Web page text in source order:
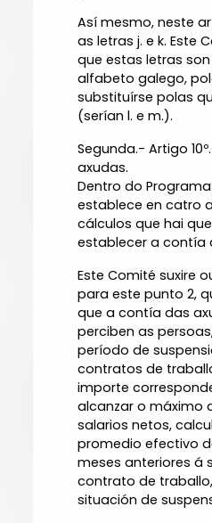
Así mesmo, neste
as letras j. e k. Este
que estas letras
alfabeto galego,
substituírse polas
(serían l. e m.).
Segunda.- Artigo
axudas.
Dentro do
establece en catro
cálculos que hai
establecer a contía
Este Comité suxire
para este punto 2,
que a contía das
perciben as
período de
contratos de
importe
alcanzar o máximo
salarios netos,
promedio efectivo
meses anteriores á
contrato de
situación de